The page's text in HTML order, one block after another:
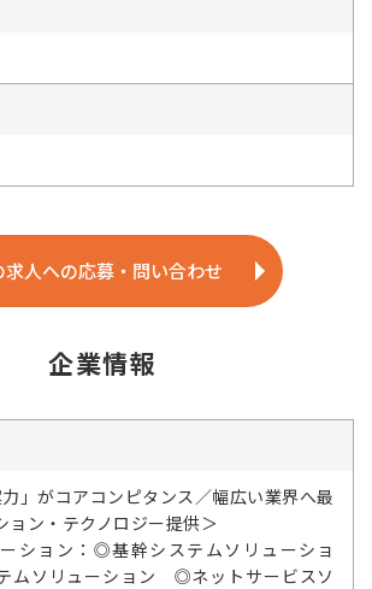
求人への応募・問い合わせ
企業情報
」がコアコンピタンス／幅広い業界へ最
ョン・テクノロジー提供＞
ション：◎基幹システムソリューショ
ソリューション ◎ネットサービスソ